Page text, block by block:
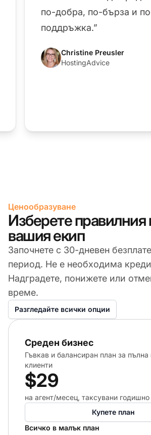
по-добра, по-бърза и
поддръжка.”
Christine Preusler
HostingAdvice
Ценообразуване
Изберете правилния
вашия екип
Започнете с 30-дневен
период. Не е необходима
Надградете, понижете или
време.
Разгледайте всички опции
Среден бизнес
Гъвкав и балансиран план за
клиенти
$29
на агент/месец, таксувани годишно
Купете план
Всичко в малък план